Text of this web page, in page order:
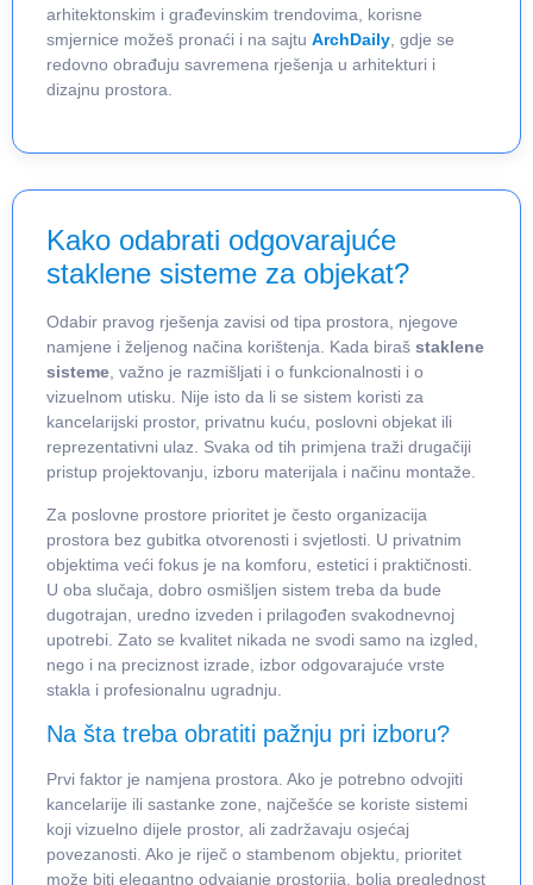
arhitektonskim i građevinskim trendovima, korisne
smjernice možeš pronaći i na sajtu ArchDaily , gdje se
redovno obrađuju savremena rješenja u arhitekturi i
dizajnu prostora.
Kako odabrati odgovarajuće
staklene sisteme za objekat?
Odabir pravog rješenja zavisi od tipa prostora, njegove
namjene i željenog načina korištenja. Kada biraš staklene
sisteme, važno je razmišljati i o funkcionalnosti i o
vizuelnom utisku. Nije isto da li se sistem koristi za
kancelarijski prostor, privatnu kuću, poslovni objekat ili
reprezentativni ulaz. Svaka od tih primjena traži drugačiji
pristup projektovanju, izboru materijala i načinu montaže.
Za poslovne prostore prioritet je često organizacija
prostora bez gubitka otvorenosti i svjetlosti. U privatnim
objektima veći fokus je na komforu, estetici i praktičnosti.
U oba slučaja, dobro osmišljen sistem treba da bude
dugotrajan, uredno izveden i prilagođen svakodnevnoj
upotrebi. Zato se kvalitet nikada ne svodi samo na izgled,
nego i na preciznost izrade, izbor odgovarajuće vrste
stakla i profesionalnu ugradnju.
Na šta treba obratiti pažnju pri izboru?
Prvi faktor je namjena prostora. Ako je potrebno odvojiti
kancelarije ili sastanke zone, najčešće se koriste sistemi
koji vizuelno dijele prostor, ali zadržavaju osjećaj
povezanosti. Ako je riječ o stambenom objektu, prioritet
može biti elegantno odvajanje prostorija, bolja preglednost